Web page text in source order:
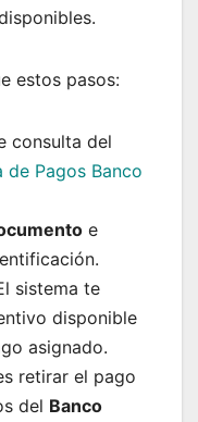
estos pasos:
consulta del
de Pagos Banco
e
sistema te
disponible
asignado.
retirar el pago
del Banco